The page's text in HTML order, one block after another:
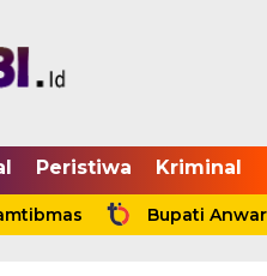
Peristiwa Kriminal
Bupati Anwar